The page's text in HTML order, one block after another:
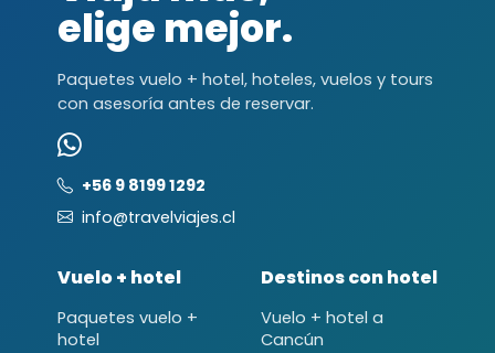
elige mejor.
Paquetes vuelo + hotel, hoteles, vuelos y tours
con asesoría antes de reservar.
+56 9 8199 1292
info@travelviajes.cl
Vuelo + hotel
Paquetes vuelo +
hotel
Destinos con hotel
Vuelo + hotel a
Cancún